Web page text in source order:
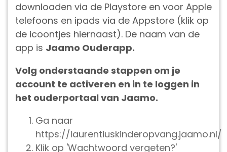
downloaden via de Playstore en voor Apple
telefoons en ipads via de Appstore (klik op
de icoontjes hiernaast). De naam van de
app is Jaamo Ouderapp.
Volg onderstaande stappen om je
account te activeren en in te loggen in
het ouderportaal van Jaamo.
Ga naar
https://laurentiuskinderopvang.jaamo.nl/
Klik op 'Wachtwoord vergeten?'